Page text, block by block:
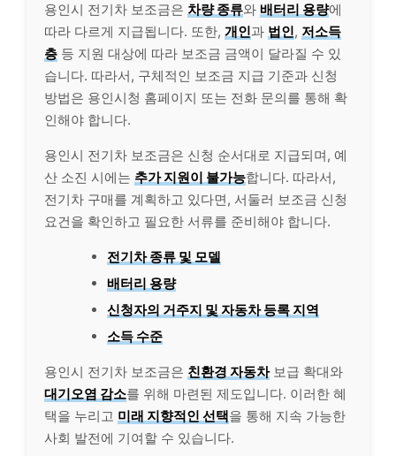
용인시 전기차 보조금은 차량 종류와 배터리 용량에
따라 다르게 지급됩니다. 또한, 개인과 법인, 저소득
층 등 지원 대상에 따라 보조금 금액이 달라질 수 있
습니다. 따라서, 구체적인 보조금 지급 기준과 신청
방법은 용인시청 홈페이지 또는 전화 문의를 통해 확
인해야 합니다.
용인시 전기차 보조금은 신청 순서대로 지급되며, 예
산 소진 시에는 추가 지원이 불가능합니다. 따라서,
전기차 구매를 계획하고 있다면, 서둘러 보조금 신청
요건을 확인하고 필요한 서류를 준비해야 합니다.
전기차 종류 및 모델
배터리 용량
신청자의 거주지 및 자동차 등록 지역
소득 수준
용인시 전기차 보조금은 친환경 자동차보급 확대와
대기오염 감소를 위해 마련된 제도입니다. 이러한 혜
택을 누리고 미래 지향적인 선택을 통해 지속 가능한
사회 발전에 기여할 수 있습니다.